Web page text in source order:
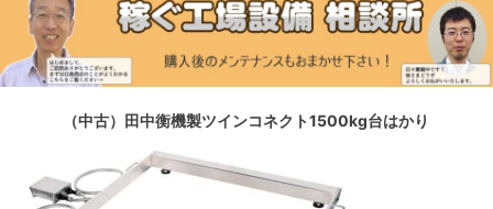
（中古）田中衡機製ツインコネクト1500kg台はかり